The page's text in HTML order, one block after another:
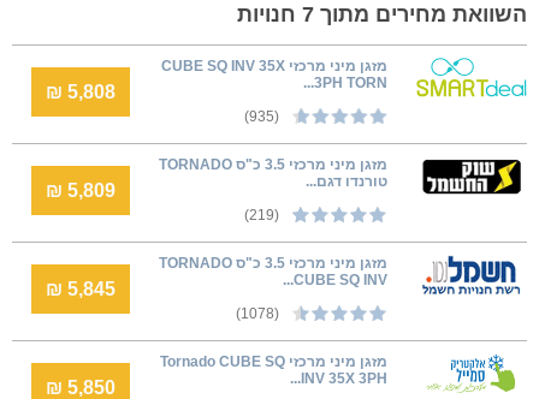
השוואת מחירים מתוך 7 חנויות
מזגן מיני מרכזי CUBE SQ INV 35X
3PH TORN...
(935)
5,808 ₪
מזגן מיני מרכזי 3.5 כ"ס TORNADO
טורנדו דגם...
(219)
5,809 ₪
מזגן מיני מרכזי 3.5 כ"ס TORNADO
CUBE SQ INV...
(1078)
5,845 ₪
מזגן מיני מרכזי Tornado CUBE SQ
INV 35X 3PH...
5,850 ₪